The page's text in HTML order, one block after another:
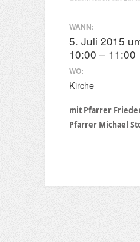
WANN:
5. Juli 2015
10:00 – 11:00
WO:
Kirche
mit Pfarrer
Pfarrer Michael